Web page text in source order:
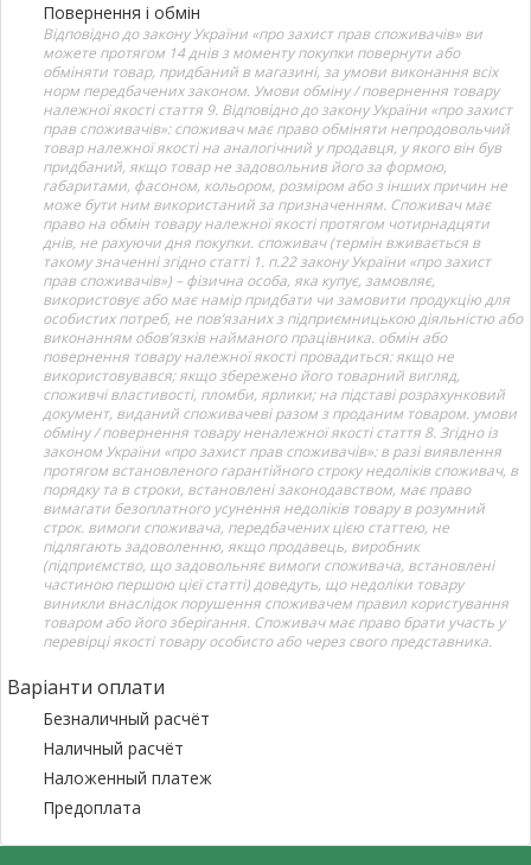
Повернення і обмін
Відповідно до закону України «про захист прав споживачів» ви
можете протягом 14 днів з моменту покупки повернути або
обміняти товар, придбаний в магазині, за умови виконання всіх
норм передбачених законом. Умови обміну / повернення товару
належної якості стаття 9. Відповідно до закону України «про захист
прав споживачів»: споживач має право обміняти непродовольчий
товар належної якості на аналогічний у продавця, у якого він був
придбаний, якщо товар не задовольнив його за формою,
габаритами, фасоном, кольором, розміром або з інших причин не
може бути ним використаний за призначенням. Споживач має
право на обмін товару належної якості протягом чотирнадцяти
днів, не рахуючи дня покупки. споживач (термін вживається в
такому значенні згідно статті 1. п.22 закону України «про захист
прав споживачів») – фізична особа, яка купує, замовляє,
використовує або має намір придбати чи замовити продукцію для
особистих потреб, не пов’язаних з підприємницькою діяльністю або
виконанням обов’язків найманого працівника. обмін або
повернення товару належної якості провадиться: якщо не
використовувався; якщо збережено його товарний вигляд,
споживчі властивості, пломби, ярлики; на підставі розрахунковий
документ, виданий споживачеві разом з проданим товаром. умови
обміну / повернення товару неналежної якості стаття 8. Згідно із
законом України «про захист прав споживачів»: в разі виявлення
протягом встановленого гарантійного строку недоліків споживач, в
порядку та в строки, встановлені законодавством, має право
вимагати безоплатного усунення недоліків товару в розумний
строк. вимоги споживача, передбачених цією статтею, не
підлягають задоволенню, якщо продавець, виробник
(підприємство, що задовольняє вимоги споживача, встановлені
частиною першою цієї статті) доведуть, що недоліки товару
виникли внаслідок порушення споживачем правил користування
товаром або його зберігання. Споживач має право брати участь у
перевірці якості товару особисто або через свого представника.
Варіанти оплати
Безналичный расчёт
Наличный расчёт
Наложенный платеж
Предоплата